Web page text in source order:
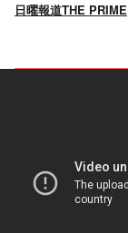
日曜報道THE PRIME